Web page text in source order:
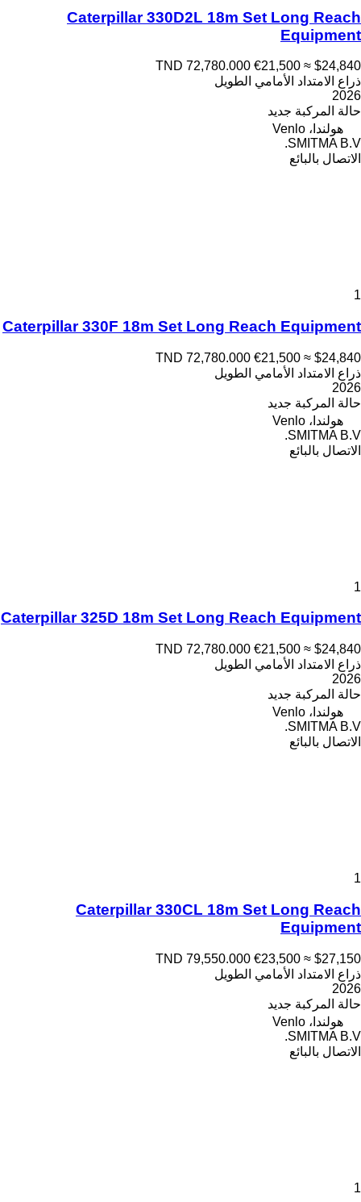
Caterpillar 330D2L 18m Set Long Reach
Equipment
TND 72,780.000 €21,500 ≈ $24,840
ذراع الامتداد الأمامي الطويل
2026
حالة المركبة جديد
هولندا، Venlo
SMITMA B.V.
الاتصال بالبائع
1
Caterpillar 330F 18m Set Long Reach Equipment
TND 72,780.000 €21,500 ≈ $24,840
ذراع الامتداد الأمامي الطويل
2026
حالة المركبة جديد
هولندا، Venlo
SMITMA B.V.
الاتصال بالبائع
1
Caterpillar 325D 18m Set Long Reach Equipment
TND 72,780.000 €21,500 ≈ $24,840
ذراع الامتداد الأمامي الطويل
2026
حالة المركبة جديد
هولندا، Venlo
SMITMA B.V.
الاتصال بالبائع
1
Caterpillar 330CL 18m Set Long Reach
Equipment
TND 79,550.000 €23,500 ≈ $27,150
ذراع الامتداد الأمامي الطويل
2026
حالة المركبة جديد
هولندا، Venlo
SMITMA B.V.
الاتصال بالبائع
1